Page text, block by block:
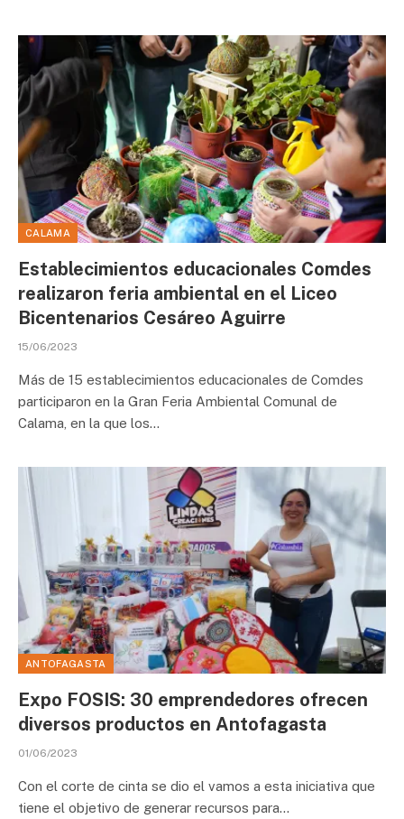
CALAMA
Establecimientos educacionales Comdes
realizaron feria ambiental en el Liceo
Bicentenarios Cesáreo Aguirre
15/06/2023
Más de 15 establecimientos educacionales de Comdes
participaron en la Gran Feria Ambiental Comunal de
Calama, en la que los…
ANTOFAGASTA
Expo FOSIS: 30 emprendedores ofrecen
diversos productos en Antofagasta
01/06/2023
Con el corte de cinta se dio el vamos a esta iniciativa que
tiene el objetivo de generar recursos para…